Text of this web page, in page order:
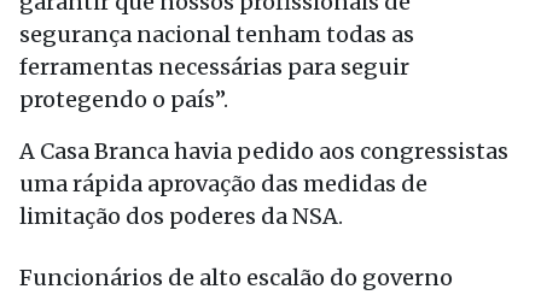
segurança nacional tenham todas as
ferramentas necessárias para seguir
protegendo o país”.
A Casa Branca havia pedido aos congressistas
uma rápida aprovação das medidas de
limitação dos poderes da NSA.
Funcionários de alto escalão do governo